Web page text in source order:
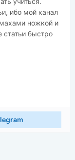
ибо мой канал
ножкой и
статьи быстро